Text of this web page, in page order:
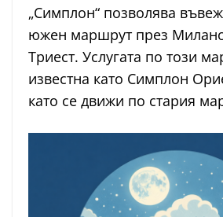
„Симплон“ позволява
южен маршрут през
Триест. Услугата по този
известна като Симплон
като се движи по стария